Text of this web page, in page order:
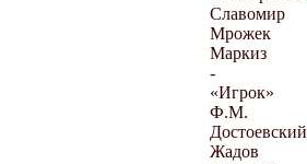
Славомир
Мрожек
Маркиз
-
«Игрок»
Ф.М.
Достоевский
Жадов